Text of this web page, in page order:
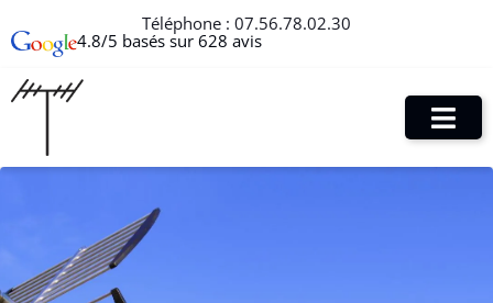
Téléphone : 07.56.78.02.30
4.8/5 basés sur 628 avis